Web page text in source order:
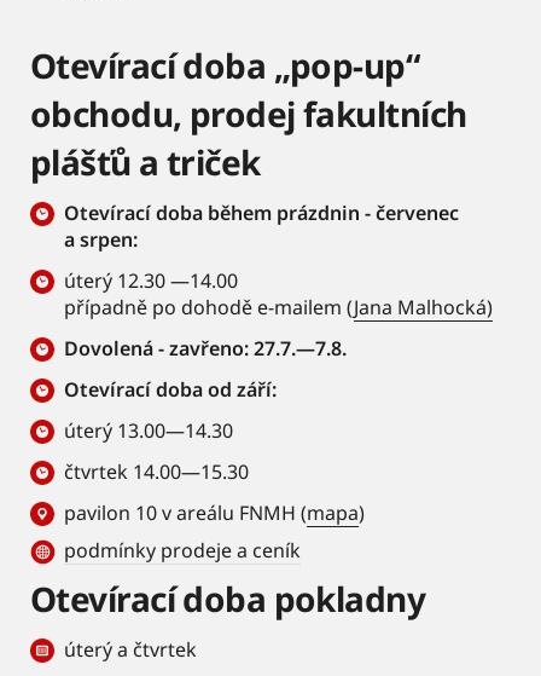
Otevírací doba „pop-up“
obchodu, prodej fakultních
plášťů a triček
Otevírací doba během prázdnin - červenec
a srpen:
úterý 12.30 —14.00
případně po dohodě e-mailem (Jana Malhocká)
Dovolená - zavřeno: 27.7.—7.8.
Otevírací doba od září:
úterý 13.00—14.30
čtvrtek 14.00—15.30
pavilon 10 v areálu FNMH (mapa)
podmínky prodeje a ceník
Otevírací doba pokladny
úterý a čtvrtek